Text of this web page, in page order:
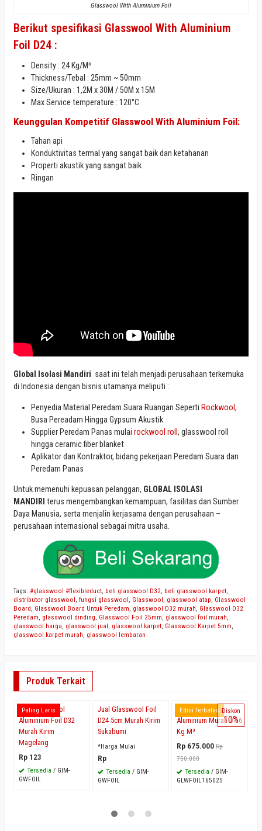
Glasswool With Aluminium Foil
Berikut spesifikasi Glasswool With Aluminium
Foil D24 :
Density : 24 Kg/M³
Thickness/Tebal : 25mm ~ 50mm
Size/Ukuran : 1,2M x 30M / 50M x 15M
MaxService temperature : 120°C
Keunggulan Kompetitif Glasswool With Aluminium Foil:
Tahan api
Konduktivitas termal yang sangat baik dan ketahanan
Properti akustik yang sangat baik
Ringan
Global Isolasi Mandiri saat ini telah menjadi perusahaan terkemuka
di Indonesia dengan bisnis utamanya meliputi :
Penyedia Material Peredam Suara Ruangan Seperti Rockwool,
Busa Pereadam Hingga Gypsum Akustik
Supplier Peredam Panas mulai rockwool roll, glasswool roll
hingga ceramic fiber blanket
Aplikator dan Kontraktor, bidang pekerjaan Peredam Suara dan
Peredam Panas
Untuk memenuhi kepuasan pelanggan, GLOBAL ISOLASI
MANDIRI terus mengembangkan kemampuan, fasilitas dan Sumber
Daya Manusia, serta menjalin kerjasama dengan perusahaan –
perusahaan internasional sebagai mitra usaha.
Tags: #glasswool #flexibleduct, beli glasswool D32, beli glasswool karpet,
distributor glasswool, fungsi glasswool, Glasswool, glasswool atap, Glasswool
Board, Glasswool Board Untuk Peredam, glasswool D32 murah, Glasswool D32
Peredam, glasswool dinding, Glasswool Foil 25mm, glasswool foil murah,
glasswool harga, glasswool jual, glasswool karpet, Glasswool Karpet 5mm,
glasswool karpet murah, glasswool lembaran
Produk Terkait
Paling Laris
Jual Glasswool
Aluminium Foil D32
Murah Kirim
Magelang
Rp 123
Tersedia / GIM-
GWFOIL
Jual Glasswool Foil
D24 5cm Murah Kirim
Sukabumi
*Harga Mulai
Rp
Tersedia / GIM-
GWFOIL
Edisi Terbatas Diskon
10%
Glasswool Roll
Aluminium Murah D 16
Kg M³
Rp 675.000 Rp
750.000
Tersedia / GIM-
GLWFOIL165025